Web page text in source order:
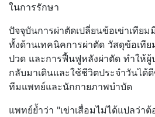
ในการรักษา
ปัจจุบันการผ่าตัดเปลี่ยนข้อเข่าเทียม
ทั้งด้านเทคนิคการผ่าตัด วัสดุข้อเที
ปวด และการฟื้นฟูหลังผ่าตัด ทำให้ผู้
กลับมาเดินและใช้ชีวิตประจำวันได้
ทีมแพทย์และนักกายภาพบำบัด
แพทย์ย้ำว่า "เข่าเสื่อมไม่ได้แปลว่าต้